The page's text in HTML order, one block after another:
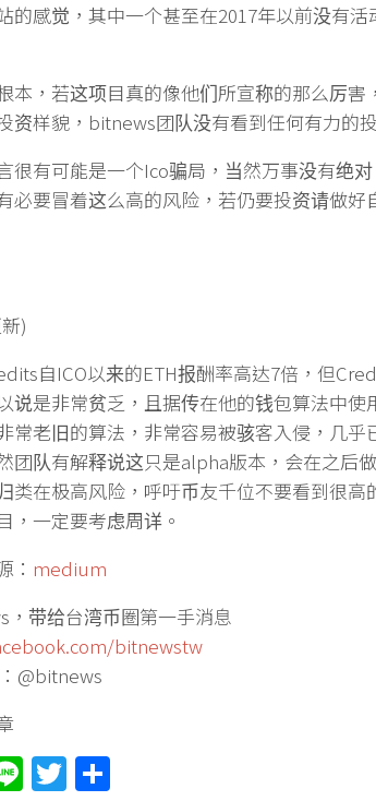
的感觉，其中一个甚至在2017年以前没有
本，若这项目真的像他们所宣称的那么厉害
资样貌，bitnews团队没有看到任何有力的
很有可能是一个Ico骗局，当然万事没有绝
必要冒着这么高的风险，若仍要投资请做好
)
自ICO以来的ETH报酬率高达7倍，但
说是非常贫乏，且据传在他的钱包算法中使
常老旧的算法，非常容易被骇客入侵，几乎
团队有解释说这只是alpha版本，会在之后
类在极高风险，呼吁币友千位不要看到很高
，一定要考虑周详。
： medium
，带给台湾币圈第一手消息
bitnewstw
@bitnews
LineTwitter